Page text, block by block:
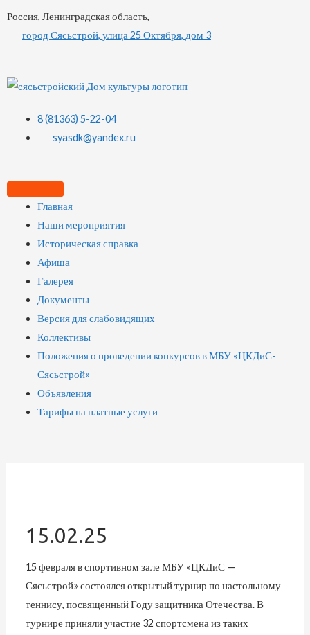
Россия, Ленинградская область,
город Сясьстрой, улица 25 Октября, дом 3
8 (81363) 5-22-04
syasdk@yandex.ru
Главная
Наши мероприятия
Историческая справка
Афиша
Галерея
Документы
Версия для слабовидящих
Коллективы
Положения о проведении конкурсов в МБУ «ЦКДиС-
Сясьстрой»
Объявления
Тарифы на платные услуги
15.02.25
15 февраля в спортивном зале МБУ «ЦКДиС —
Сясьстрой» состоялся открытый турнир по настольному
теннису, посвященный Году защитника Отечества. В
турнире приняли участие 32 спортсмена из таких